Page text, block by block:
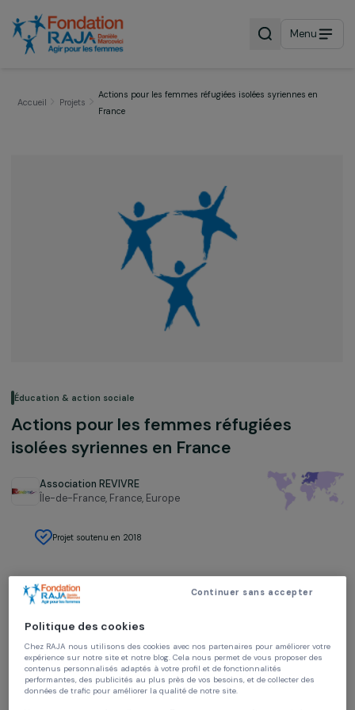
Menu
Éducation & action sociale
Actions pour les femmes réfugiées
isolées syriennes en France
Association REVIVRE
Projet soutenu en 2018
Politique des cookies
Continuer sans accepter